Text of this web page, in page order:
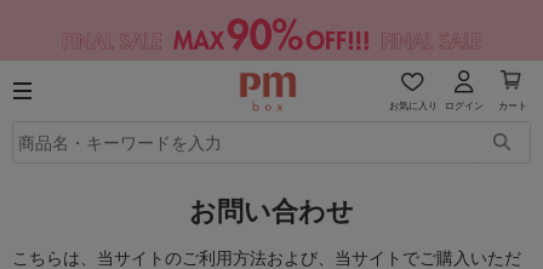
お気に入り ログイン カート
お問い合わせ
こちらは、当サイトのご利用方法および、当サイトでご購入いただ